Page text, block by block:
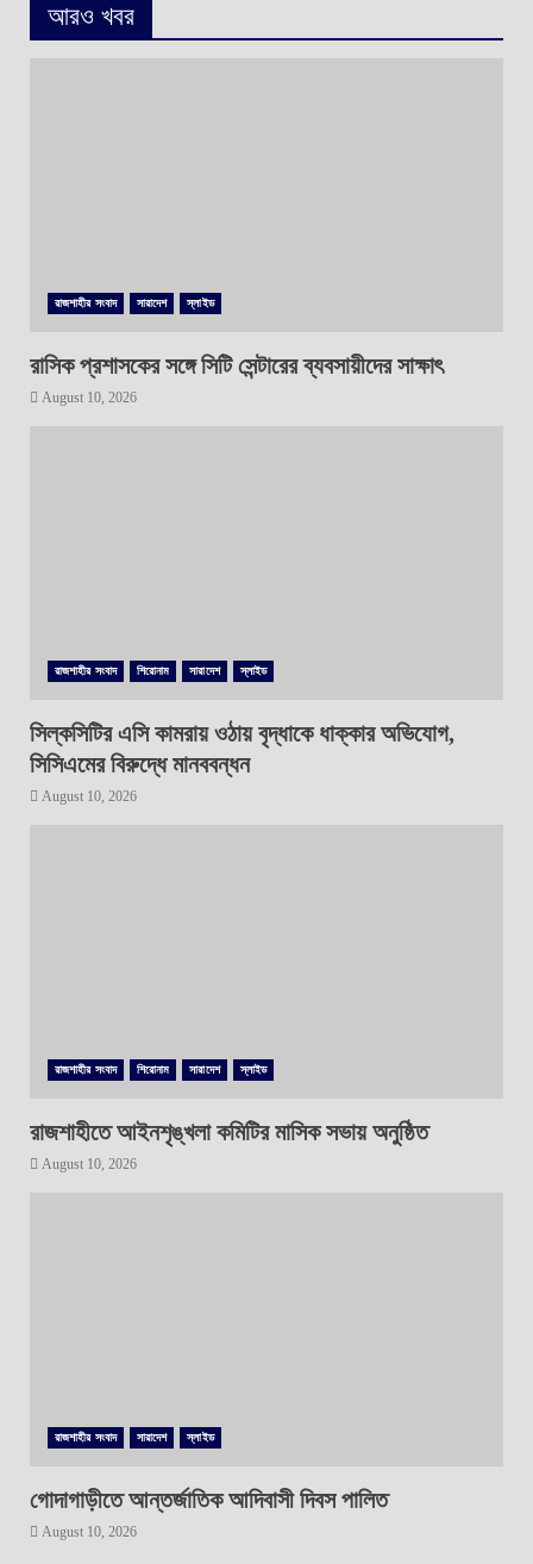
আরও খবর
রাজশাহীর সংবাদ সারাদেশ স্লাইড
রাসিক প্রশাসকের সঙ্গে সিটি সেন্টারের ব্যবসায়ীদের সাক্ষাৎ
August 10, 2026
রাজশাহীর সংবাদ শিরোনাম সারাদেশ স্লাইড
সিল্কসিটির এসি কামরায় ওঠায় বৃদ্ধাকে ধাক্কার অভিযোগ,
সিসিএমের বিরুদ্ধে মানববন্ধন
August 10, 2026
রাজশাহীর সংবাদ শিরোনাম সারাদেশ স্লাইড
রাজশাহীতে আইনশৃঙ্খলা কমিটির মাসিক সভায় অনুষ্ঠিত
August 10, 2026
রাজশাহীর সংবাদ সারাদেশ স্লাইড
গোদাগাড়ীতে আন্তর্জাতিক আদিবাসী দিবস পালিত
August 10, 2026